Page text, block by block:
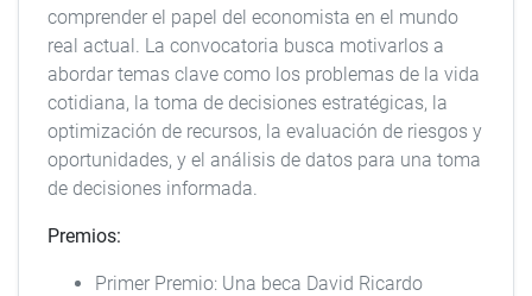
comprender el papel del economista en el mundo
real actual. La convocatoria busca motivarlos a
abordar temas clave como los problemas de la vida
cotidiana, la toma de decisiones estratégicas, la
optimización de recursos, la evaluación de riesgos y
oportunidades, y el análisis de datos para una toma
de decisiones informada.
Premios:
Primer Premio: Una beca David Ricardo